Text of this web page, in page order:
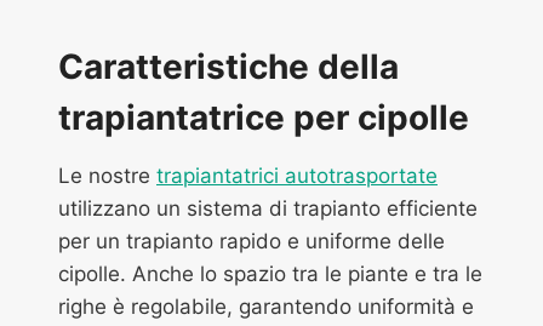
Caratteristiche della
trapiantatrice per cipolle
Le nostre trapiantatrici autotrasportate
utilizzano un sistema di trapianto efficiente
per un trapianto rapido e uniforme delle
cipolle. Anche lo spazio tra le piante e tra le
righe è regolabile, garantendo uniformità e